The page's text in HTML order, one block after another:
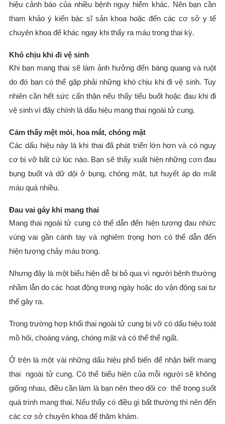
hiệu cảnh báo của nhiều bệnh nguy hiểm khác. Nên bạn cần
tham khảo ý kiến bác sĩ sản khoa hoặc đến các cơ sở y tế
chuyên khoa để khác ngay khi thấy ra máu trong thai kỳ.
Khó chịu khi đi vệ sinh
Khi bạn mang thai sẽ làm ảnh hưởng đến bàng quang và ruột
do đó bạn có thể gặp phải những khó chịu khi đi vệ sinh. Tuy
nhiên cần hết sức cẩn thận nếu thấy tiểu buốt hoặc đau khi đi
vệ sinh vì đây chính là dấu hiệu mang thai ngoài tử cung.
Cảm thấy mệt mỏi, hoa mắt, chóng mặt
Các dấu hiệu này là khi thai đã phát triển lớn hơn và có nguy
cơ bị vỡ bất cứ lúc nào. Bạn sẽ thấy xuất hiện những cơn đau
bụng buốt và dữ dội ở bụng, chóng mặt, tụt huyết áp do mất
máu quá nhiều.
Đau vai gáy khi mang thai
Mang thai ngoài tử cung có thể dẫn đến hiện tượng đau nhức
vùng vai gần cánh tay và nghiêm trọng hơn có thể dẫn đến
hiện tượng chảy máu trong.
Nhưng đây là một biểu hiện dễ bị bỏ qua vì người bệnh thường
nhầm lẫn do các hoạt động trong ngày hoặc do vận động sai tư
thế gây ra.
Trong trường hợp khối thai ngoài tử cung bị vỡ có dấu hiệu toát
mồ hôi, choáng váng, chóng mặt và có thể thể ngất.
Ở trên là một vài những dấu hiệu phổ biến để nhận biết mang
thai ngoài tử cung. Có thể biểu hiện của mỗi người sẽ không
giống nhau, điều cần làm là bạn nên theo dõi cơ thể trong suốt
quá trình mang thai. Nếu thấy có điều gì bất thường thì nên đến
các cơ sở chuyên khoa để thăm khám.